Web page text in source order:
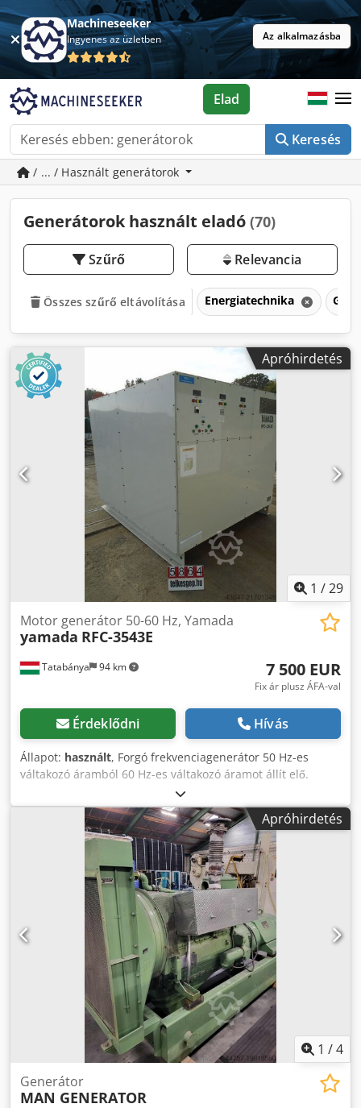
Machineseeker
Ingyenes az üzletben Az alkalmazásba
Keresés
Elad
/ ... / Használt generátorok
Generátorok használt eladó (70)
Szűrő Relevancia
Összes szűrő eltávolítása Energiatechnika
Apróhirdetés
1 /29
Tatabánya 94 km
Motor generátor 50-60 Hz, Yamada
yamada RFC-3543E
7 500 EUR
Fix ár plusz ÁFA-val
Érdeklődni Hívás
Állapot: használt, Forgó frekvenciagenerátor 50 Hz-es
váltakozó áramból 60 Hz-es váltakozó áramot állít elő.
Dwsdoy Ak Dfspfx Anusa Újszerű állapotban. Az eszköz
dízelgenerátorrá alakítható. Gyártó: YAMADA DENKI CO
LTD Típus: RFC-3543E; sorozat: 80155 Teljesítmény: 350 kVA
Bemenet: 415 V; 50 Hz Kimenet: 415/215 V; 60 Hz Üzemóra:
3624 h Elektromotor: AM-355 W; 350 kW; 415 V; 546 A; 50
Hz; 1500 ford./perc Szinchrongenerátor: M3834; 400 kVA;
415/210 V; 60 Hz; 1400 ford./perc
Apróhirdetés
1 /4
Generátor
MAN GENERATOR